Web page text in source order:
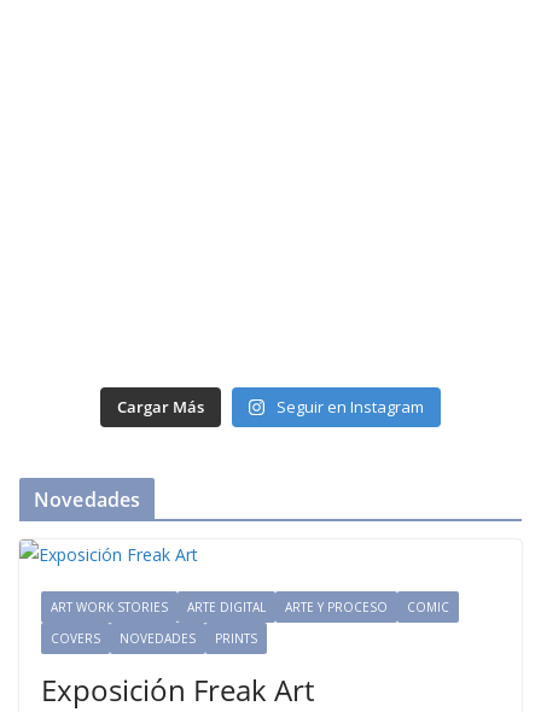
Cargar Más Seguir en Instagram
Novedades
ART WORK STORIES ARTE DIGITAL ARTE Y PROCESO
COMIC
COVERS
NOVEDADES PRINTS
Exposición Freak Art